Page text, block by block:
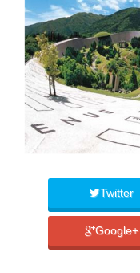
Twitter
Google+